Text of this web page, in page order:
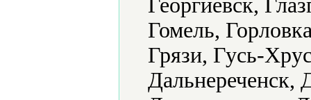
Георгиевск,
Гомель,
Грязи, Гусь-
Дальнереченск,